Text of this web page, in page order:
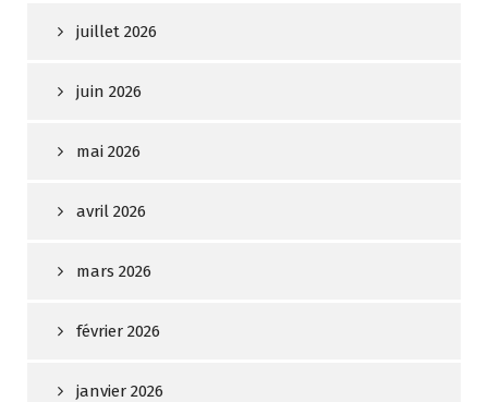
juillet 2026
juin 2026
mai 2026
avril 2026
mars 2026
février 2026
janvier 2026